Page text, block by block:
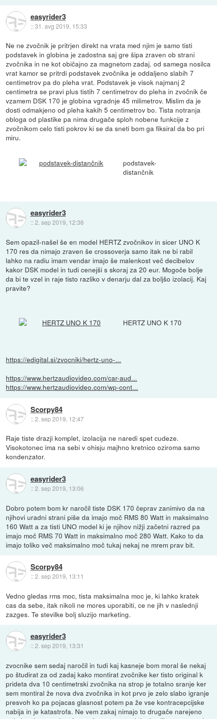
easyrider3
::31. avg 2019, 15:33
Ne ne zvočnik je pritrjen direkt na vrata med njim je samo tisti
podstavek in globina je zadostna saj gre šipa zraven ob strani
zvočnika in ne kot običajno za magnetom zadaj. od samega nosilca
vrat kamor se pritrdi podstavek zvočnika je oddaljeno slabih 7
centimetrov pa do pleha vrat. Podstavek je visok najmanj 2
centimetra se pravi plus tistih 7 centimetrov do pleha in zvočnik če
vzamem DSK 170 je globina vgradnje 45 milimetrov. Mislim da je
dosti odmakjeno od pleha kakih 5 centimetrov bo. Tista notranja
obloga od plastike pa nima drugače sploh nobene funkcije z
zvočnikom celo tisti pokrov ki se da sneti bom ga fiksiral da bo pri
miru.
podstavek-
distančnik
easyrider3
::2. sep 2019, 12:36
Sem opazil-našel še en model HERTZ zvočnikov in sicer UNO K
170 res da nimajo zraven še crossoverja samo itak ne bi rabil
lahko na radiu imam vendar imajo še malenkost več decibelov
kakor DSK model in tudi cenejši s skoraj za 20 eur. Mogoče bolje
da bi te vzel in raje tisto razliko v denarju dal za boljšo izolacij. Kaj
pravite?
HERTZ UNO K 170
https://edigital.si/zvocniki/hertz-uno-...
https://www.hertzaudiovideo.com/car-aud...
https://www.hertzaudiovideo.com/wp-cont...
Scorpy84
::2. sep 2019, 12:47
Raje tiste drazji komplet, izolacija ne naredi spet cudeze.
Visokotonec ima na sebi v ohisju majhno kretnico oziroma samo
kondenzator.
easyrider3
::2. sep 2019, 13:06
Dobro potem bom kr naročil tiste DSK 170 čeprav zanimivo da na
njihovi uradni strani piše da imajo moč RMS 80 Watt in maksimalno
160 Watt a za tisti UNO model ki je njihov nižji začetni razred pa
imajo moč RMS 70 Watt in maksimalno moč 280 Watt. Kako to da
imajo toliko več maksimalno moč tukaj nekaj ne mrem prav bit.
Scorpy84
::2. sep 2019, 13:11
Vedno gledas rms moc, tista maksimalna moc je, ki lahko kratek
cas da sebe, itak nikoli ne mores uporabiti, ce ne jih v naslednji
zazges. Te stevilke bolj sluzijo marketing.
easyrider3
::2. sep 2019, 13:31
zvocnike sem sedaj naročil in tudi kaj kasneje bom moral še nekaj
po študirat za od zadaj kako montirat zvočnike ker tisto original k
prideta dva 10 centimetrski zvočnika na strop je totalno sranje ker
sem montiral že nova dva zvočnika in kot prvo je zelo slabo igranje
presvoh ko pa pojacas glasnost potem pa že vse kontracepcijske
nabija in je katastrofa. Ne vem zakaj nimajo to drugače narejeno